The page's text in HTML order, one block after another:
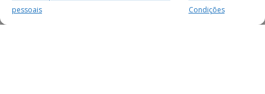
pessoais
Condições